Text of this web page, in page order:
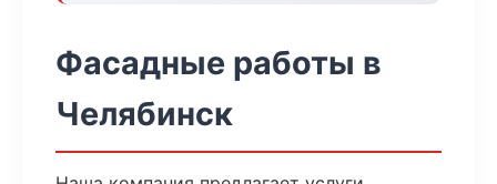
Фасадные работы в
Челябинск